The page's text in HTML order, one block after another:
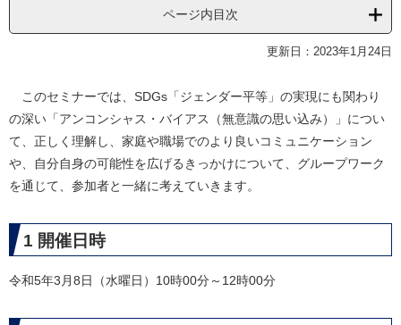
ページ内目次
更新日：2023年1月24日
このセミナーでは、SDGs「ジェンダー平等」の実現にも関わり
の深い「アンコンシャス・バイアス（無意識の思い込み）」につい
て、正しく理解し、家庭や職場でのより良いコミュニケーション
や、自分自身の可能性を広げるきっかけについて、グループワーク
を通じて、参加者と一緒に考えていきます。
1 開催日時
令和5年3月8日（水曜日）10時00分～12時00分